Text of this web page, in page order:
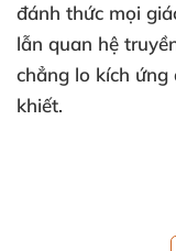
đánh thức mọi
lẫn quan hệ
chẳng lo kích
khiết.
🔥 Thông Số